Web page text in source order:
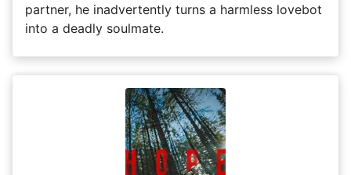
partner, he inadvertently turns a harmless lovebot
into a deadly soulmate.